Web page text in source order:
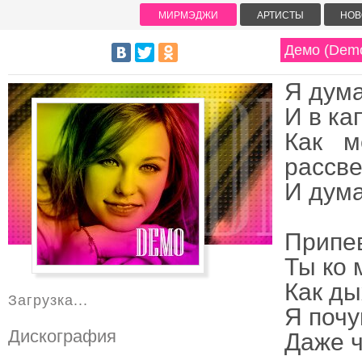
Демо
Я
И в
Как
И
Ты ко
Как
Я
Даже
Загрузка...
Дискография
МИРМЭДЖИ АРТИСТЫ